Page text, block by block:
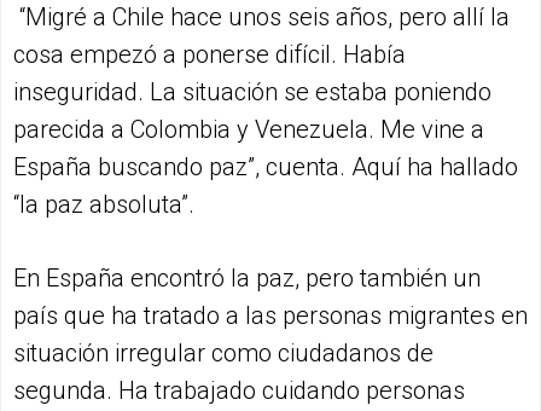
“Migré a Chile hace unos seis años, pero allí la
cosa empezó a ponerse difícil. Había
inseguridad. La situación se estaba poniendo
parecida a Colombia y Venezuela. Me vine a
España buscando paz”, cuenta. Aquí ha hallado
“la paz absoluta”.
En España encontró la paz, pero también un
país que ha tratado a las personas migrantes en
situación irregular como ciudadanos de
segunda. Ha trabajado cuidando personas